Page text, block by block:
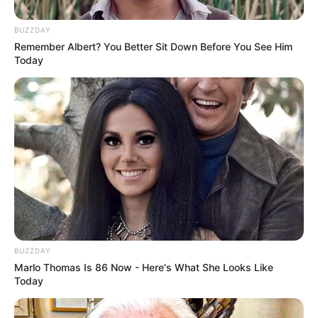
BUZZDAY
Remember Albert? You Better Sit Down Before You See Him
Today
BUZZDAY
Marlo Thomas Is 86 Now - Here's What She Looks Like
Today